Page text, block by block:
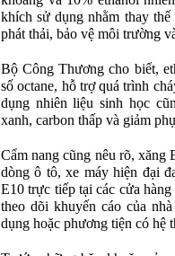
khích sử dụng nhằm thay
phát thải, bảo vệ môi trường
Bộ Công Thương cho biết,
số octane, hỗ trợ quá trình
dụng nhiên liệu sinh học
xanh, carbon thấp và giảm
Cẩm nang cũng nêu rõ, xăng
dòng ô tô, xe máy hiện đại
E10 trực tiếp tại các cửa
theo dõi khuyến cáo của
dụng hoặc phương tiện có hệ